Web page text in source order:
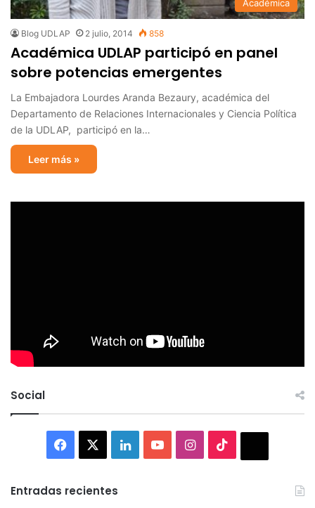
Académica
Blog UDLAP 2 julio, 2014 858
Académica UDLAP participó en panel
sobre potencias emergentes
La Embajadora Lourdes Aranda Bezaury, académica del
Departamento de Relaciones Internacionales y Ciencia Política
de la UDLAP, participó en la…
Leer más »
Social
Facebook LinkedInYouTubeInstagram
Entradas recientes